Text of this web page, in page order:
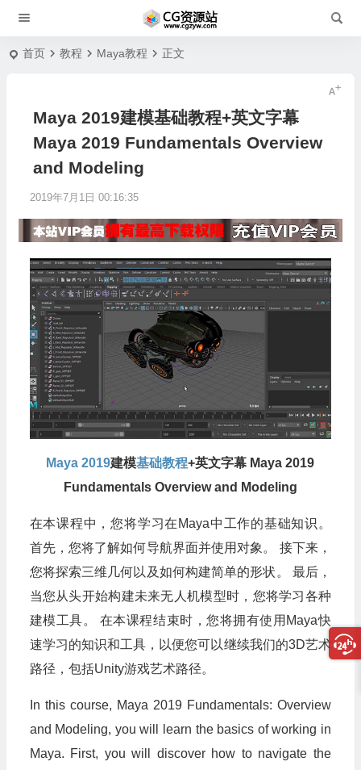
首页 教程 Maya教程 正文
Maya 2019建模基础教程+英文字幕
Maya 2019 Fundamentals Overview
and Modeling
2019年7月1日 00:16:35
Maya 2019建模基础教程+英文字幕 Maya 2019
Fundamentals Overview and Modeling
在本课程中，您将学习在Maya中工作的基础知识。
首先，您将了解如何导航界面并使用对象。 接下来，
您将探索三维几何以及如何构建简单的形状。 最后，
当您从头开始构建未来无人机模型时，您将学习各种
建模工具。 在本课程结束时，您将拥有使用Maya快
速学习的知识和工具，以便您可以继续我们的3D艺术
路径，包括Unity游戏艺术路径。
In this course, Maya 2019 Fundamentals: Overview
and Modeling, you will learn the basics of working in
Maya. First, you will discover how to navigate the